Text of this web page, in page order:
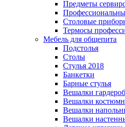
Предметы
Столовые
Термосы
Мебель для общепита
Подстолья
Столы
Стулья 2018
Банкетки
Барные стулья
Вешалки
Вешалки
Вешалки
Вешалки